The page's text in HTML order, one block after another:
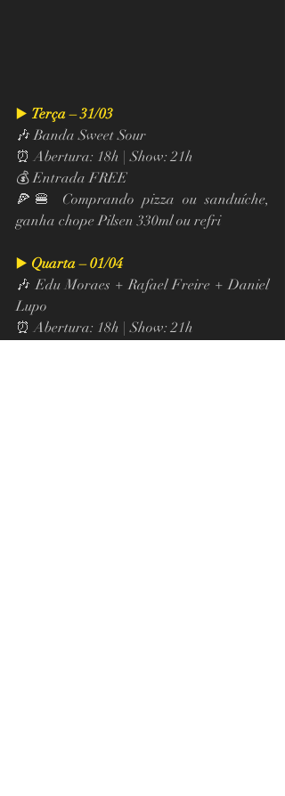
▶️ Terça – 31/03
🎶 Banda Sweet Sour
⏰ Abertura: 18h | Show: 21h
💰 Entrada FREE
🍕🍔 Comprando pizza ou sanduíche,
ganha chope Pilsen 330ml ou refri
▶️ Quarta – 01/04
🎶 Edu Moraes + Rafael Freire + Daniel
Lupo
⏰ Abertura: 18h | Show: 21h